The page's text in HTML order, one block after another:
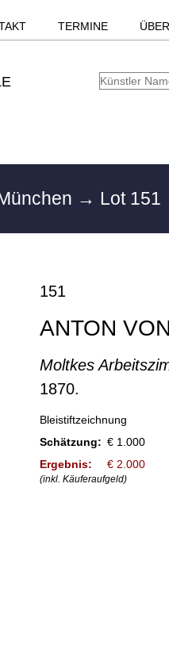
TERMINE
→ Lot 151
151
ANTON
Moltkes
1870.
Bleistiftzeichnung
Schätzung: € 1.000
Ergebnis:
€ 2.000
(inkl. Käuferaufgeld)